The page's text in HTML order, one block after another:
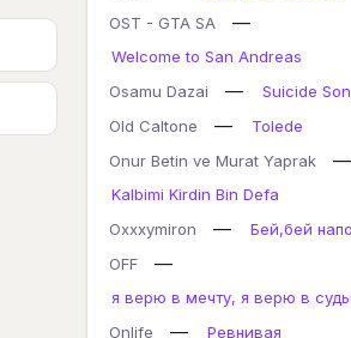
OST - GTA SA
—
Welcome to San Andreas
Osamu Dazai
—
Suicide
Old Caltone
—
Tolede
Onur Betin ve Murat Yaprak
—
Kalbimi Kirdin Bin Defa
Oxxxymiron
—
Бей,бей
OFF
—
я верю в мечту, я верю в
Onlife
—
Ревнивая